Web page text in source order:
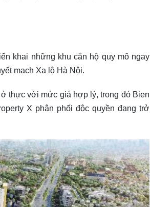
khai những khu căn hộ quy mô ngay
mạch Xa lộ Hà Nội.
thực với mức giá hợp lý, trong đó Bien
X phân phối độc quyền đang trở